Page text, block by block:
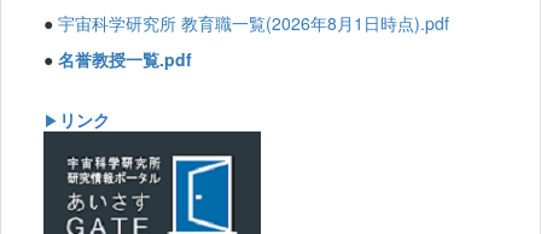
● 宇宙科学研究所 教育職一覧(2026年8月1日時点).pdf
● 名誉教授一覧.pdf
▶ リンク